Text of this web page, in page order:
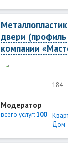
двери (профиль
компании
Модератор
всего услуг:100
184
Дом